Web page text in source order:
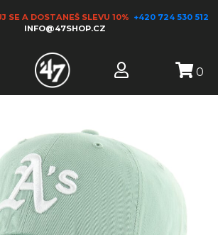
SE A DOSTANEŠ SLEVU 10% +420 724 530 512
INFO@47SHOP.CZ
0